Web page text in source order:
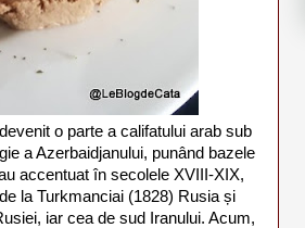
o parte a califatului arab sub
a Azerbaidjanului, punând bazele
accentuat în secolele XVIII-XIX,
la Turkmanciai (1828) Rusia și
iar cea de sud Iranului. Acum,